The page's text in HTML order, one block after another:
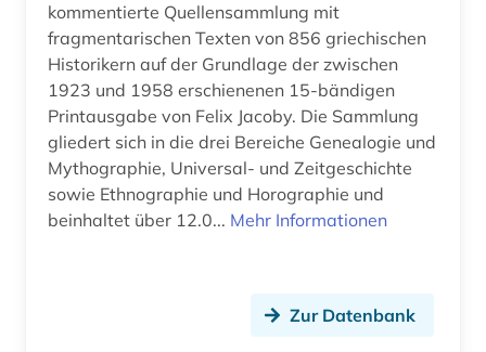
kommentierte Quellensammlung mit
fragmentarischen Texten von 856 griechischen
Historikern auf der Grundlage der zwischen
1923 und 1958 erschienenen 15-bändigen
Printausgabe von Felix Jacoby. Die Sammlung
gliedert sich in die drei Bereiche Genealogie und
Mythographie, Universal- und Zeitgeschichte
sowie Ethnographie und Horographie und
beinhaltet über 12.0... Mehr Informationen
Zur Datenbank